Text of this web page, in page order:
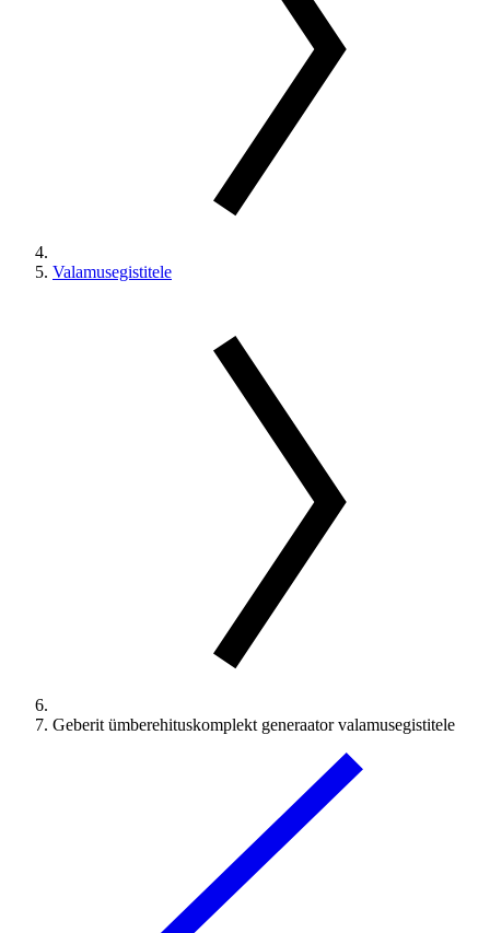
Valamusegistitele
Geberit ümberehituskomplekt generaator valamusegistitele